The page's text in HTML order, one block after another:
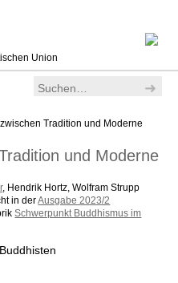
Union
Tradition und Moderne
und Moderne
, Hendrik Hortz, Wolfram Strupp
in derAusgabe 2023/2
Schwerpunkt Buddhismus im